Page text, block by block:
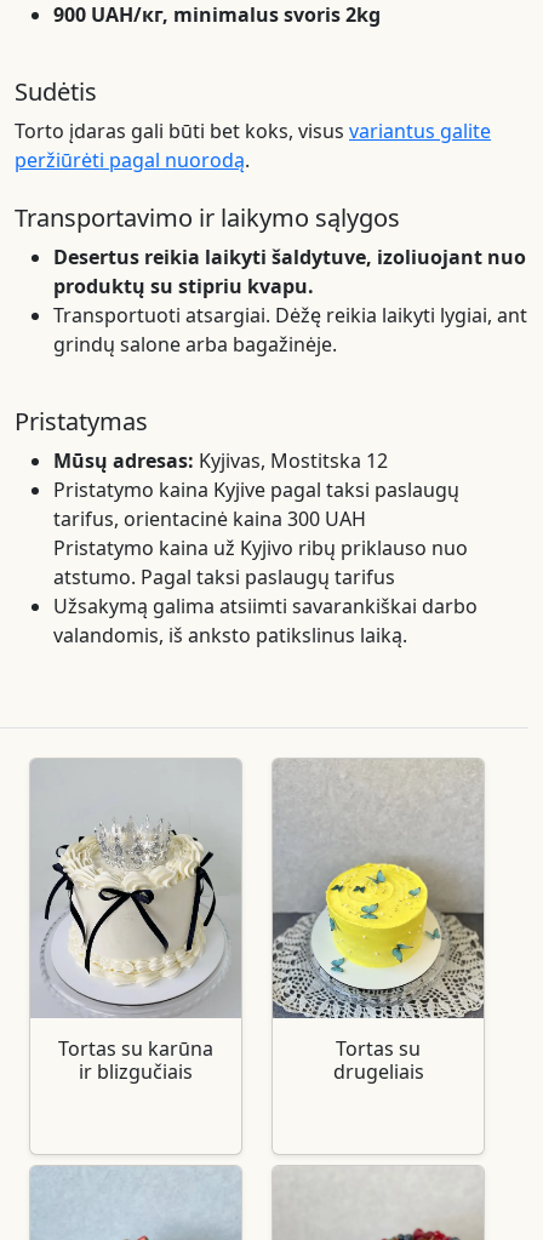
900 UAH/кг, minimalus svoris 2kg
Sudėtis
Torto įdaras gali būti bet koks, visus variantus galite
peržiūrėti pagal nuorodą.
Transportavimo ir laikymo sąlygos
Desertus reikia laikyti šaldytuve, izoliuojant nuo
produktų su stipriu kvapu.
Transportuoti atsargiai. Dėžę reikia laikyti lygiai, ant
grindų salone arba bagažinėje.
Pristatymas
Mūsų adresas: Kyjivas, Mostitska 12
Pristatymo kaina Kyjive pagal taksi paslaugų
tarifus, orientacinė kaina 300 UAH
Pristatymo kaina už Kyjivo ribų priklauso nuo
atstumo. Pagal taksi paslaugų tarifus
Užsakymą galima atsiimti savarankiškai darbo
valandomis, iš anksto patikslinus laiką.
Tortas su karūna
ir blizgučiais
Tortas su
drugeliais